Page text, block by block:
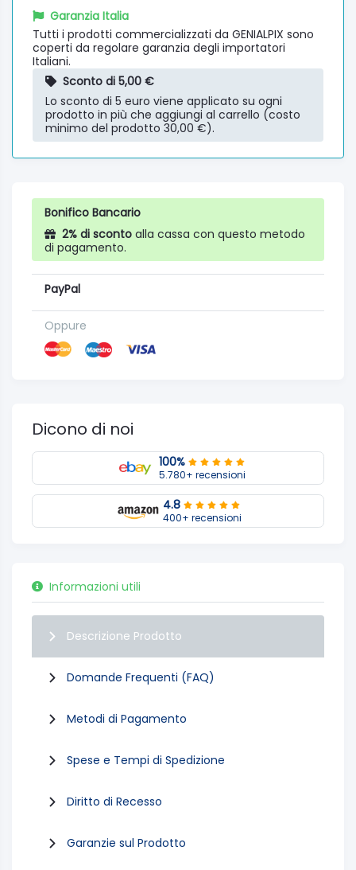
Garanzia Italia
Tutti i prodotti commercializzati da GENIALPIX sono
coperti da regolare garanzia degli importatori
Italiani.
Sconto di 5,00 €
Lo sconto di 5 euro viene applicato su ogni
prodotto in più che aggiungi al carrello (costo
minimo del prodotto 30,00 €).
Bonifico Bancario
2% di sconto alla cassa con questo metodo
di pagamento.
PayPal
Oppure
Dicono di noi
100%
5.780+ recensioni
4.8
400+ recensioni
Informazioni utili
Descrizione Prodotto
Domande Frequenti (FAQ)
Metodi di Pagamento
Spese e Tempi di Spedizione
Diritto di Recesso
Garanzie sul Prodotto